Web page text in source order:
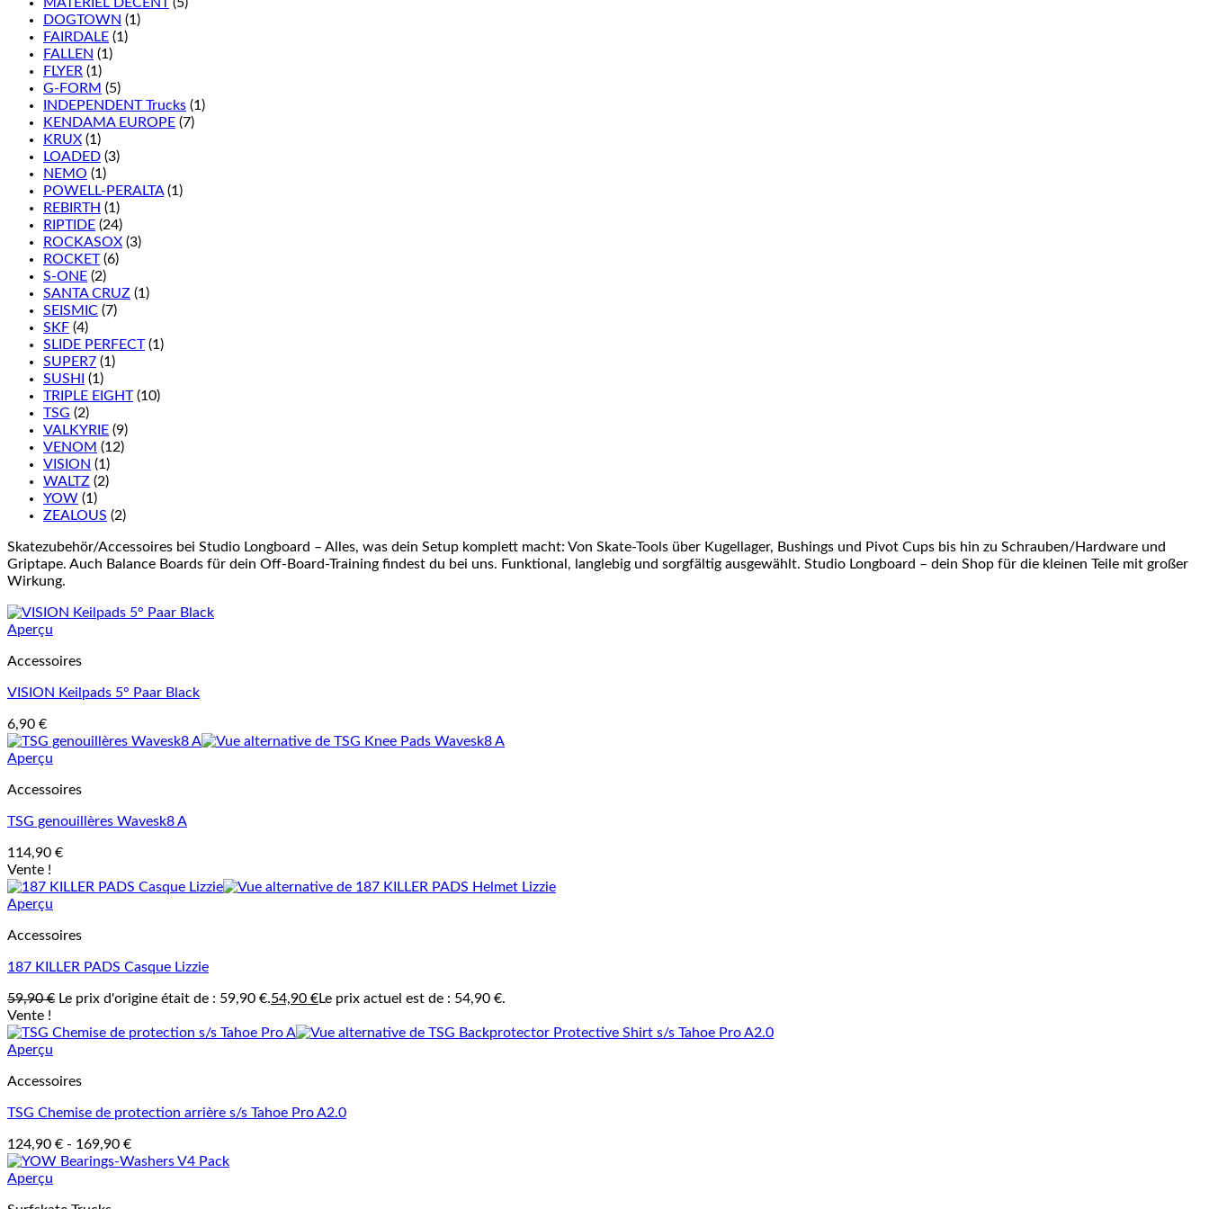
DOGTOWN (1)
FAIRDALE (1)
FALLEN (1)
FLYER (1)
G-FORM (5)
INDEPENDENT Trucks (1)
KENDAMA EUROPE (7)
KRUX (1)
LOADED (3)
NEMO (1)
POWELL-PERALTA (1)
REBIRTH (1)
RIPTIDE (24)
ROCKASOX (3)
ROCKET (6)
S-ONE (2)
SANTA CRUZ (1)
SEISMIC (7)
SKF (4)
SLIDE PERFECT (1)
SUPER7 (1)
SUSHI
(1)
TRIPLE EIGHT (10)
TSG (2)
VALKYRIE (9)
VENOM (12)
VISION (1)
WALTZ (2)
YOW (1)
ZEALOUS (2)
Skatezubehör/Accessoires bei Studio Longboard – Alles, was dein Setup komplett macht: Von Skate-Tools über Kugellager, Bushings und Pivot Cups bis hin zu Schrauben/Hardware und
Griptape. Auch Balance Boards für dein Off-Board-Training findest du bei uns. Funktional, langlebig und sorgfältig ausgewählt. Studio Longboard – dein Shop für die kleinen Teile mit großer
Wirkung.
Aperçu
Accessoires
VISION Keilpads 5° Paar Black
6,90 €
Aperçu
Accessoires
TSG genouillères Wavesk8 A
114,90 €
Vente !
Aperçu
Accessoires
187 KILLER PADS Casque Lizzie
59,90€ Le prix d'origine était de : 59,90 €.54,90 €Le prix actuel est de : 54,90 €.
Vente !
Aperçu
Accessoires
TSG Chemise de protection arrière s/s Tahoe Pro A2.0
124,90 € - 169,90 €
Aperçu